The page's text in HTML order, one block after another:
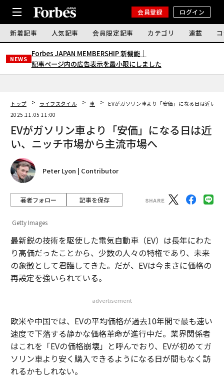
会員登録 ログイン
新着記事 人気記事 会員限定記事 カテゴリ 連載
NEWS
Forbes JAPAN MEMBERSHIP 新機能｜
記事ページ内の広告表示を最小限にしました
トップ ライフスタイル 車
EVがガソリン車より「安価」になる日は近い、
2025.11.05 11:00
EVがガソリン車より「安価」になる日は近
い、ニッチ市場から主流市場へ
Peter Lyon | Contributor
著者フォロー 記事を保存
Getty Images
最新鋭の技術を駆使した電気自動車（EV）は長年にわた
り高価だったことから、少数の人々の特権であり、未来
の象徴として君臨してきた。だが、EVは今まさに価格の
再設定を強いられている。
advertisement
欧米や中国では、EVの平均価格が過去10年間で最も速い
速度で下落する静かな価格革命が進行中だ。業界関係者
はこれを「EVの価格崩壊」と呼んでおり、EVが初めてガ
ソリン車より安く購入できるようになる日が間もなく訪
れるかもしれない。